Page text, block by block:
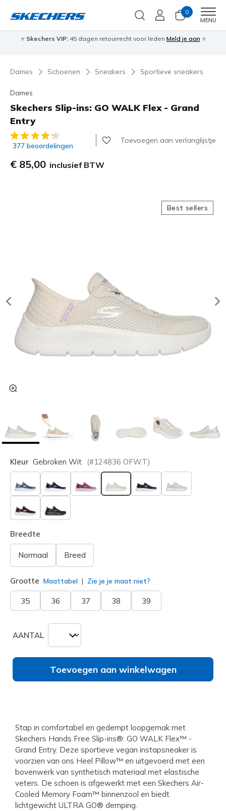
0
MENU
⭐ Skechers VIP:45 dagen retourrecht voor leden Meld je aan ⭐
Dames Schoenen Sneakers Sportieve sneakers
Dames
Skechers Slip-ins: GO WALK Flex - Grand
Entry
4,8 van de 5 klantbeoordelingen
377 beoordelingen
Toevoegen aan verlanglijstje
€ 85,00 inclusief BTW
Best sellers
Kleur Gebroken Wit (#124836 OFWT)
geselecteerd
Breedte
Normaal Breed
Grootte Maattabel Zie je je maat niet?
35 36 37 38 39
AANTAL
Toevoegen aan winkelwagen
Stap in comfortabel en gedempt loopgemak met
Skechers Hands Free Slip-ins®: GO WALK Flex™ -
Grand Entry. Deze sportieve vegan instapsneaker is
voorzien van ons Heel Pillow™ en uitgevoerd met een
bovenwerk van synthetisch materiaal met elastische
veters. De schoen is afgewerkt met een Skechers Air-
Cooled Memory Foam™ binnenzool en biedt
lichtgewicht ULTRA GO® demping.